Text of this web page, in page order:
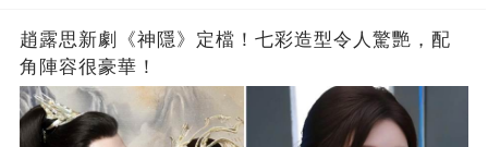
趙露思新劇《神隱》定檔！七彩造型令人驚艷，配
角陣容很豪華！